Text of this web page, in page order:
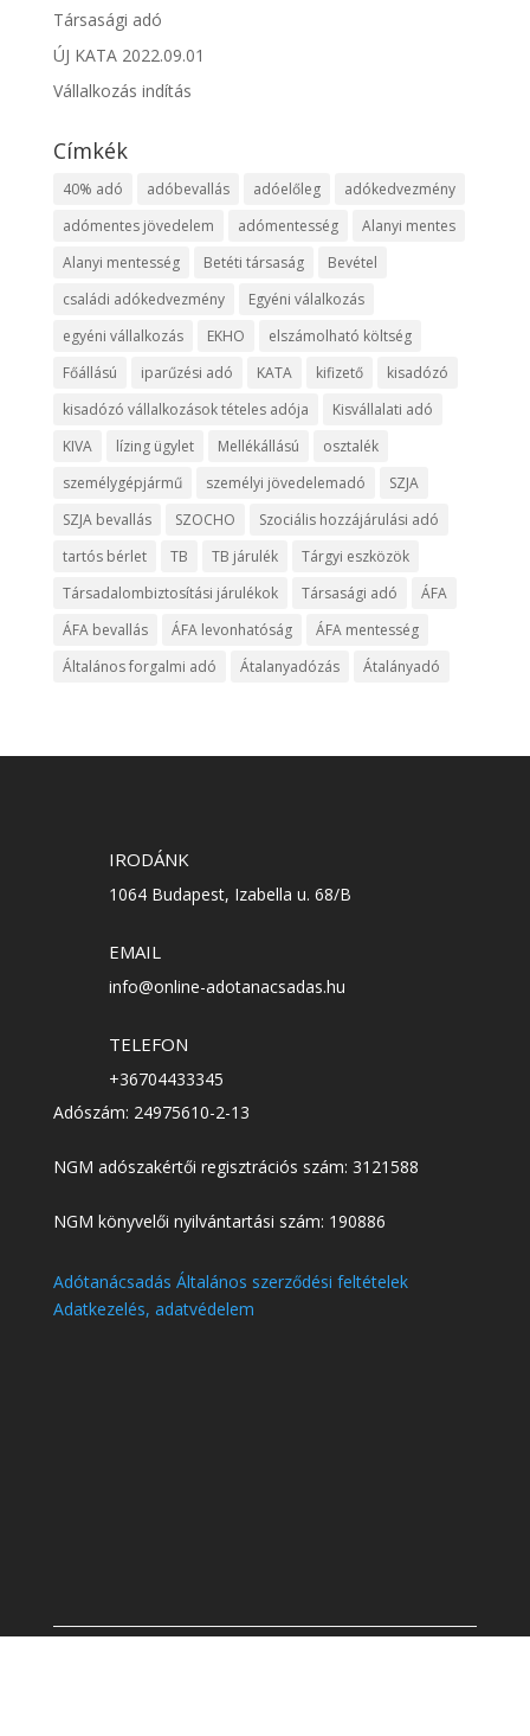
Társasági adó
ÚJ KATA 2022.09.01
Vállalkozás indítás
Címkék
40% adó adóbevallás adóelőleg
adókedvezmény
adómentes jövedelem
adómentesség
Alanyi mentes
Alanyi mentesség
Betéti társaság
Bevétel
családi adókedvezmény
Egyéni válalkozás
egyéni vállalkozás
EKHO
elszámolható költség
Főállású
iparűzési adó KATA kifizető
kisadózó
kisadózó vállalkozások tételes adója
Kisvállalati adó
KIVA
lízing ügylet Mellékállású
osztalék
személygépjármű
személyi jövedelemadó
SZJA
SZJA bevallás
SZOCHO
Szociális hozzájárulási adó
tartós bérlet
TB TB járulék
Tárgyi eszközök
Társadalombiztosítási járulékok
Társasági adó
ÁFA
ÁFA bevallás
ÁFA levonhatóság
ÁFA mentesség
Általános forgalmi adó
Átalanyadózás Átalányadó
IRODÁNK
1064 Budapest, Izabella u. 68/B
EMAIL
info@online-adotanacsadas.hu
TELEFON
+36704433345
Adószám: 24975610-2-13
NGM adószakértői regisztrációs szám: 3121588
NGM könyvelői nyilvántartási szám: 190886
Adótanácsadás Általános szerződési feltételek
Adatkezelés, adatvédelem